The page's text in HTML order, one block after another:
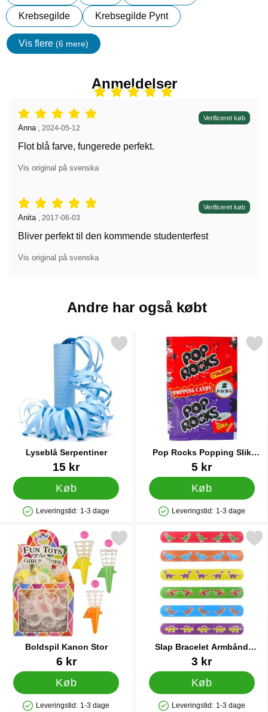
Krebsegilde Krebsegilde Pynt
Vis flere (6 mere)
Egenskaper
Anmeldelser
Anmeldelser: 5 stjerne af 5, Verificeret køb
Anmeldelser af:
Anna 2024-05-12
Flot blå farve, fungerede perfekt.
Vis original på svenska
Anmeldelser: 5 stjerne af 5, Verificeret køb
Anmeldelser af:
Anita 2017-06-03
Bliver perfekt til den kommende studenterfest
Vis original på svenska
Andre har også købt
Lyseblå Serpentiner
Varenr 1251015 kr
Køb
Produkttilgængelighed: På lager
Leveringstid: 1-3 dage
Markér lyseblå Serpentiner som favorit
Pop Rocks Popping Slik
Jordbær & Cola 2-pak
Varenr 366745 kr
Køb
Produkttilgængelighed: På lager
Leveringstid: 1-3 dage
Markér pop Rocks Popping Slik
Boldspil Kanon Stor
Varenr 169056 kr
Køb
Leveringstid: 1-3 dage
Markér boldspil Kanon Stor som favorit
Slap Bracelet Armbånd
Dinosaurer
Varenr 358133 kr
Køb
Leveringstid: 1-3 dage
Markér slap Bracelet